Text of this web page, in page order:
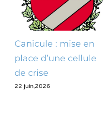
Canicule : mise en
place d’une cellule
de crise
22 juin,2026